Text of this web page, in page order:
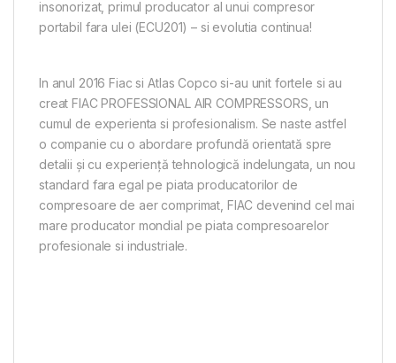
insonorizat, primul producator al unui compresor
portabil fara ulei (ECU201) – si evolutia continua!
In anul 2016 Fiac si Atlas Copco si-au unit fortele si au
creat FIAC PROFESSIONAL AIR COMPRESSORS, un
cumul de experienta si profesionalism. Se naste astfel
o companie cu o abordare profundă orientată spre
detalii și cu experiență tehnologică indelungata, un nou
standard fara egal pe piata producatorilor de
compresoare de aer comprimat, FIAC devenind cel mai
mare producator mondial pe piata compresoarelor
profesionale si industriale.